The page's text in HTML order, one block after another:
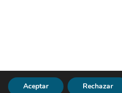
de Privacidad | Aviso Legal
Aceptar Rechazar